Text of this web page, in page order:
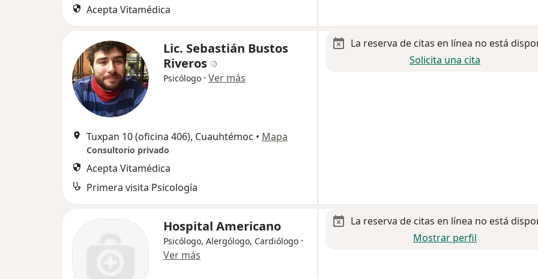
Acepta Vitamédica
Lic. Sebastián Bustos
Riveros
Psicólogo · Ver más
Tuxpan 10 (oficina 406), Cuauhtémoc • Mapa
Consultorio privado
Acepta Vitamédica
Primera visita Psicología
La reserva de citas en línea no está
Solicita una cita
Hospital Americano
Psicólogo, Alergólogo, Cardiólogo ·
Ver más
La reserva de citas en línea no está
Mostrar perfil